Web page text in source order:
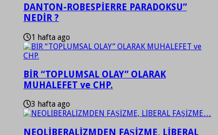
DANTON-ROBESPİERRE PARADOKSU”
NEDİR ?
1 hafta ago
BİR “TOPLUMSAL OLAY” OLARAK
MUHALEFET ve CHP.
3 hafta ago
NEOLİBERALİZMDEN FAŞİZME, LİBERAL